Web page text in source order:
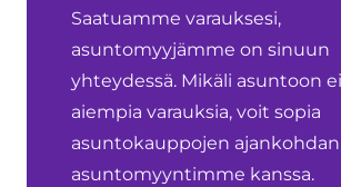
Saatuamme varauksesi,
asuntomyyjämme on sinuun
yhteydessä. Mikäli asuntoon
aiempia varauksia, voit sopia
asuntokauppojen ajankohdan
asuntomyyntimme kanssa.